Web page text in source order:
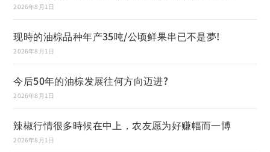
2026年8月1日
现時的油棕品种年产35吨/公顷鲜果串已不是夢!
2026年8月1日
今后50年的油棕发展往何方向迈进?
2026年8月1日
辣椒行情很多時候在中上，农友愿为好赚幅而一博
2026年8月1日